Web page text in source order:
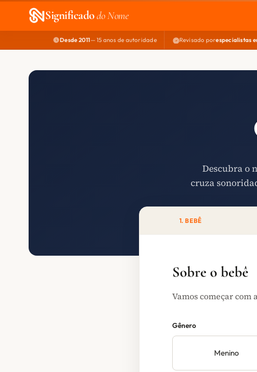
Significadodo Nome
Desde 2011— 15 anos de autoridade Revisado porespecialistas
Descubra o
cruza
1. BEBÊ
Sobre o bebê
Vamos começar com
Gênero
Menino